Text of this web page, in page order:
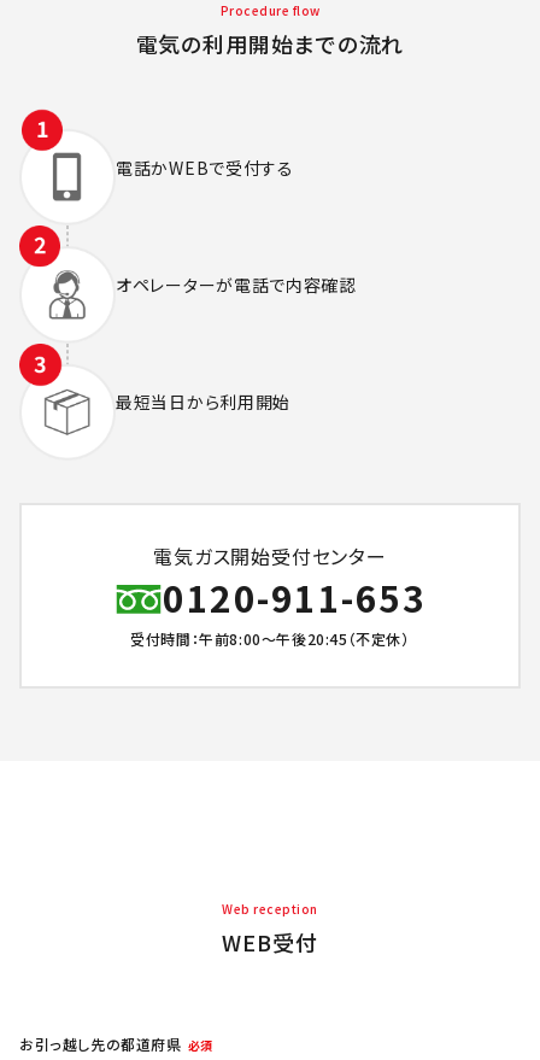
Procedure flow
電気の利用開始までの流れ
電話かWEBで受付する
オペレーターが電話で内容確認
最短当日から利用開始
電気ガス開始受付センター
0120-911-653
受付時間：午前8:00～午後20:45（不定休）
Web reception
WEB受付
お引っ越し先の都道府県 必須